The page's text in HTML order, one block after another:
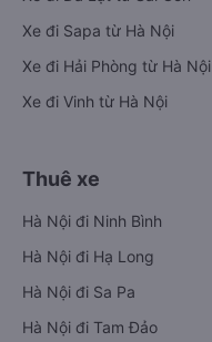
Xe đi Sapa từ Hà Nội
Xe đi Hải Phòng từ Hà Nội
Xe đi Vinh từ Hà Nội
Thuê xe
Hà Nội đi Ninh Bình
Hà Nội đi Hạ Long
Hà Nội đi Sa Pa
Hà Nội đi Tam Đảo